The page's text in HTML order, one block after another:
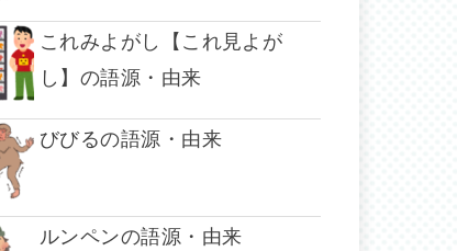
これみよがし【これ見よが
し】の語源・由来
びびるの語源・由来
ルンペンの語源・由来